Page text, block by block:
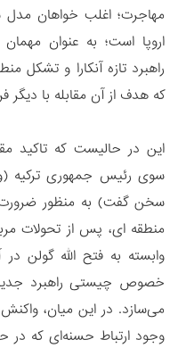
مهاجرت؛ اغلب خواهان
اروپا است؛ به عنوان
راهبرد تازه آنکارا و
که هدف از آن مقابله با دیگر
این در حالیست که تاکید
سوی رئیس جمهوری ترکیه
سخن گفت) به منظور ضرورت
منطقه ای، پس از تحولات
وابسته به فتح الله گولن
خصوص چیستی راهبرد جدید
می‌سازد. در این میان،
وجود ارتباط حسنه‌ای که در